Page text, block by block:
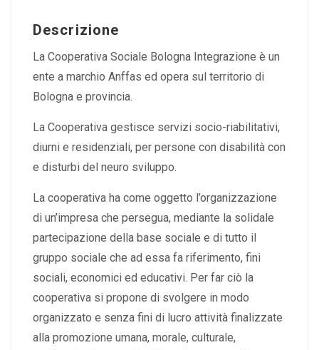
Descrizione
La Cooperativa Sociale Bologna Integrazione è un
ente a marchio Anffas ed opera sul territorio di
Bologna e provincia.
La Cooperativa gestisce servizi socio-riabilitativi,
diurni e residenziali, per persone con disabilità con
e disturbi del neuro sviluppo.
La cooperativa ha come oggetto l’organizzazione
di un’impresa che persegua, mediante la solidale
partecipazione della base sociale e di tutto il
gruppo sociale che ad essa fa riferimento, fini
sociali, economici ed educativi. Per far ciò la
cooperativa si propone di svolgere in modo
organizzato e senza fini di lucro attività finalizzate
alla promozione umana, morale, culturale,